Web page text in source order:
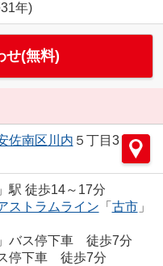
年)
せ(無料)
佐南区 川内 ５丁目3
駅 徒歩14～17分
ストラムライン 「 古市」
バス停下車 徒歩7分
停下車 徒歩7分